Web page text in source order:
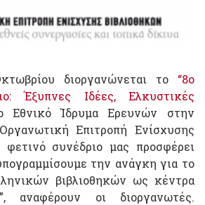
διοργανώνεται το “8ο
Έξυπνες Ιδέες, Ελκυστικές
Εθνικό Ίδρυμα Ερευνών στην
Επιτροπή Ενίσχυσης
φετινό συνέδριο μας προσφέρει
την ανάγκη για το
βιβλιοθηκών ως κέντρα
αναφέρουν οι διοργανωτές.